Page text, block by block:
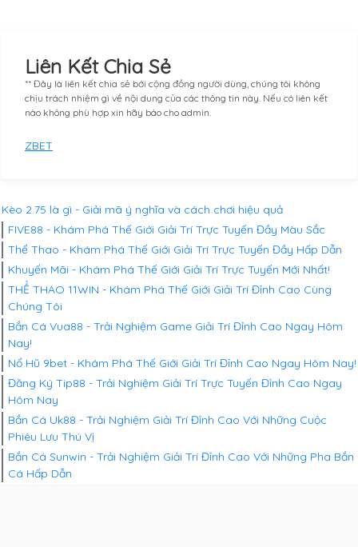
Liên Kết Chia Sẻ
** Đây là liên kết chia sẻ bới cộng đồng người dùng, chúng tôi không
chịu trách nhiệm gì về nội dung của các thông tin này. Nếu có liên kết
nào không phù hợp xin hãy báo cho admin.
ZBET
Kèo 2.75 là gì - Giải mã ý nghĩa và cách chơi hiệu quả
FIVE88 - Khám Phá Thế Giới Giải Trí Trực Tuyến Đầy Màu Sắc
Thể Thao - Khám Phá Thế Giới Giải Trí Trực Tuyến Đầy Hấp Dẫn
Khuyến Mãi - Khám Phá Thế Giới Giải Trí Trực Tuyến Mới Nhất!
THỂ THAO 11WIN - Khám Phá Thế Giới Giải Trí Đỉnh Cao Cùng
Chúng Tôi
Bắn Cá Vua88 - Trải Nghiệm Game Giải Trí Đỉnh Cao Ngay Hôm
Nay!
Nổ Hũ 9bet - Khám Phá Thế Giới Giải Trí Đỉnh Cao Ngay Hôm Nay!
Đăng Ký Tip88 - Trải Nghiệm Giải Trí Trực Tuyến Đỉnh Cao Ngay
Hôm Nay
Bắn Cá Uk88 - Trải Nghiệm Giải Trí Đỉnh Cao Với Những Cuộc
Phiêu Lưu Thú Vị
Bắn Cá Sunwin - Trải Nghiệm Giải Trí Đỉnh Cao Với Những Pha Bắn
Cá Hấp Dẫn